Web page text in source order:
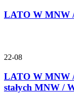
LATO W MNW
22-08
LATO W MNW
stałych MNW /